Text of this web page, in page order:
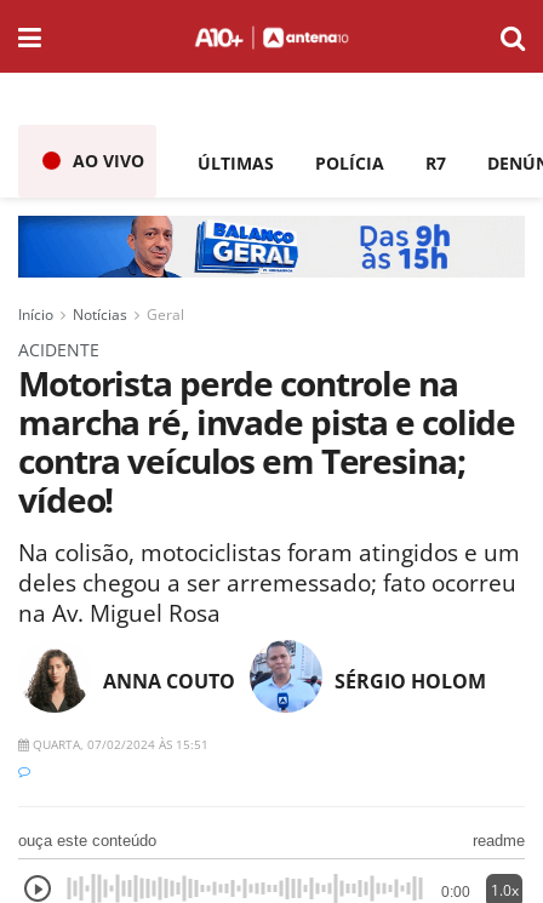
AO VIVO ÚLTIMAS POLÍCIA R7
Início Notícias Geral
ACIDENTE
Motorista perde controle na
marcha ré, invade pista e colide
contra veículos em Teresina;
vídeo!
Na colisão, motociclistas foram atingidos e um
deles chegou a ser arremessado; fato ocorreu
na Av. Miguel Rosa
ANNA COUTO SÉRGIO HOLOM
QUARTA, 07/02/2024 ÀS 15:51
ouça este conteúdo readme
0:00 1.0x